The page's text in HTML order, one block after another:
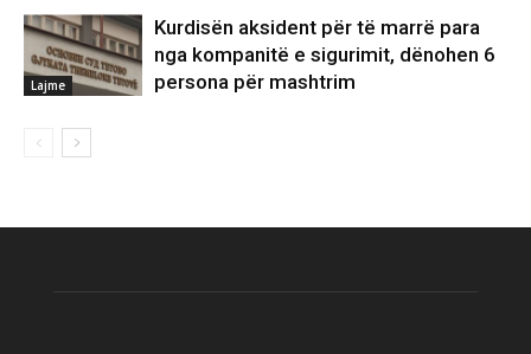
Lajme
Kurdisën aksident për të marrë para
nga kompanitë e sigurimit, dënohen 6
persona për mashtrim